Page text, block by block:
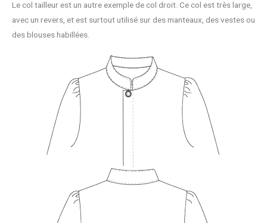
Le col tailleur est un autre exemple de col droit. Ce col est très large,
avec un revers, et est surtout utilisé sur des manteaux, des vestes ou
des blouses habillées.